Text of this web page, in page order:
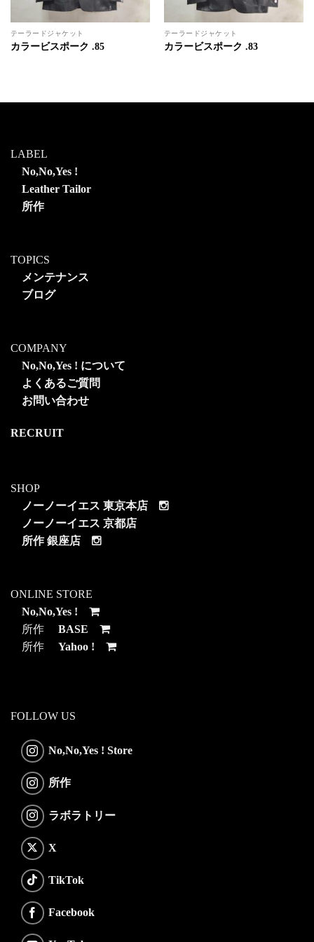
テーラードジャケット
カラービスポーク .85
テーラードジャケット
カラービスポーク .83
LABEL
No,No,Yes !
Leather Tailor
所作
TOPICS
メンテナンス
ブログ
COMPANY
No,No,Yes ! について
よくあるご質問
お問い合わせ
RECRUIT
SHOP
ノーノーイエス 東京本店
ノーノーイエス 京都店
所作 銀座店
ONLINE STORE
No,No,Yes !
所作 BASE
所作 Yahoo !
FOLLOW US
No,No,Yes ! Store
所作
ラボラトリー
X
TikTok
Facebook